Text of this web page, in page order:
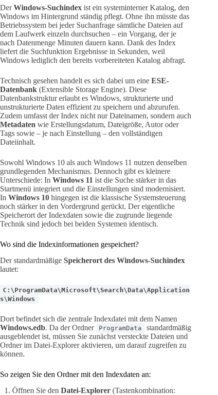
DerWindows-Suchindex ist ein systeminterner Katalog, den
Windows im Hintergrund ständig pflegt. Ohne ihn müsste das
Betriebssystem bei jeder Suchanfrage sämtliche Dateien auf
dem Laufwerk einzeln durchsuchen – ein Vorgang, der je
nach Datenmenge Minuten dauern kann. Dank des Index
liefert die Suchfunktion Ergebnisse in Sekunden, weil
Windows lediglich den bereits vorbereiteten Katalog abfragt.
Technisch gesehen handelt es sich dabei um eine ESE-
Datenbank (Extensible Storage Engine). Diese
Datenbankstruktur erlaubt es Windows, strukturierte und
unstrukturierte Daten effizient zu speichern und abzurufen.
Zudem umfasst der Index nicht nur Dateinamen, sondern auch
Metadaten wie Erstellungsdatum, Dateigröße, Autor oder
Tags sowie – je nach Einstellung – den vollständigen
Dateiinhalt.
Sowohl Windows 10 als auch Windows 11 nutzen denselben
grundlegenden Mechanismus. Dennoch gibt es kleinere
Unterschiede: In Windows 11 ist die Suche stärker in das
Startmenü integriert und die Einstellungen sind modernisiert.
In Windows 10 hingegen ist die klassische Systemsteuerung
noch stärker in den Vordergrund gerückt. Der eigentliche
Speicherort der Indexdaten sowie die zugrunde liegende
Technik sind jedoch bei beiden Systemen identisch.
Wo sind die Indexinformationen gespeichert?
Der standardmäßige Speicherort des Windows-Suchindex
lautet:
C:\ProgramData\Microsoft\Search\Data\Application
s\Windows
Dort befindet sich die zentrale Indexdatei mit dem Namen
Windows.edb. Da der Ordner ProgramData
standardmäßig
ausgeblendet ist, müssen Sie zunächst versteckte Dateien und
Ordner im Datei-Explorer aktivieren, um darauf zugreifen zu
können.
So zeigen Sie den Ordner mit den Indexdaten an:
Öffnen Sie den Datei-Explorer (Tastenkombination: